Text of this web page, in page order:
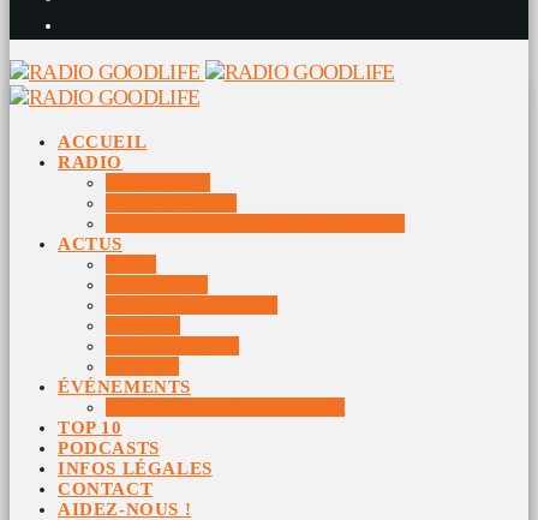
ACCUEIL
RADIO
ACTUS
ÉVÉNEMENTS
TOP 10
PODCASTS
INFOS LÉGALES
CONTACT
AIDEZ-NOUS !